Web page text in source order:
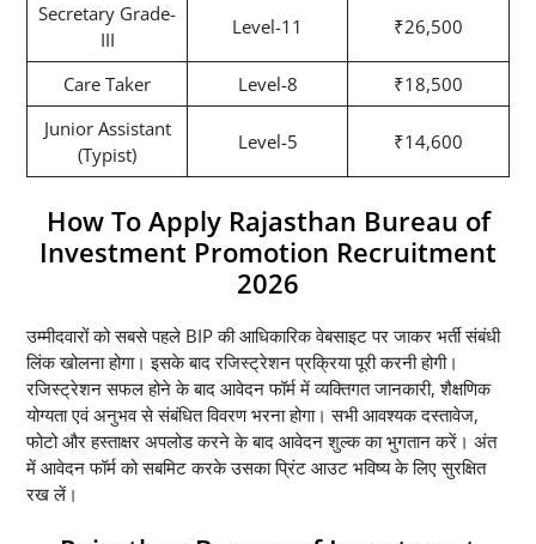
Secretary Grade-
III
Level-11 ₹26,500
Care Taker Level-8
₹18,500
Junior Assistant
(Typist)
Level-5 ₹14,600
How To Apply Rajasthan Bureau of
Investment Promotion Recruitment
2026
उम्मीदवारों को सबसे पहले BIP की आधिकारिक वेबसाइट पर जाकर भर्ती संबंधी
लिंक खोलना होगा। इसके बाद रजिस्ट्रेशन प्रक्रिया पूरी करनी होगी।
रजिस्ट्रेशन सफल होने के बाद आवेदन फॉर्म में व्यक्तिगत जानकारी, शैक्षणिक
योग्यता एवं अनुभव से संबंधित विवरण भरना होगा। सभी आवश्यक दस्तावेज,
फोटो और हस्ताक्षर अपलोड करने के बाद आवेदन शुल्क का भुगतान करें। अंत
में आवेदन फॉर्म को सबमिट करके उसका प्रिंट आउट भविष्य के लिए सुरक्षित
रख लें।